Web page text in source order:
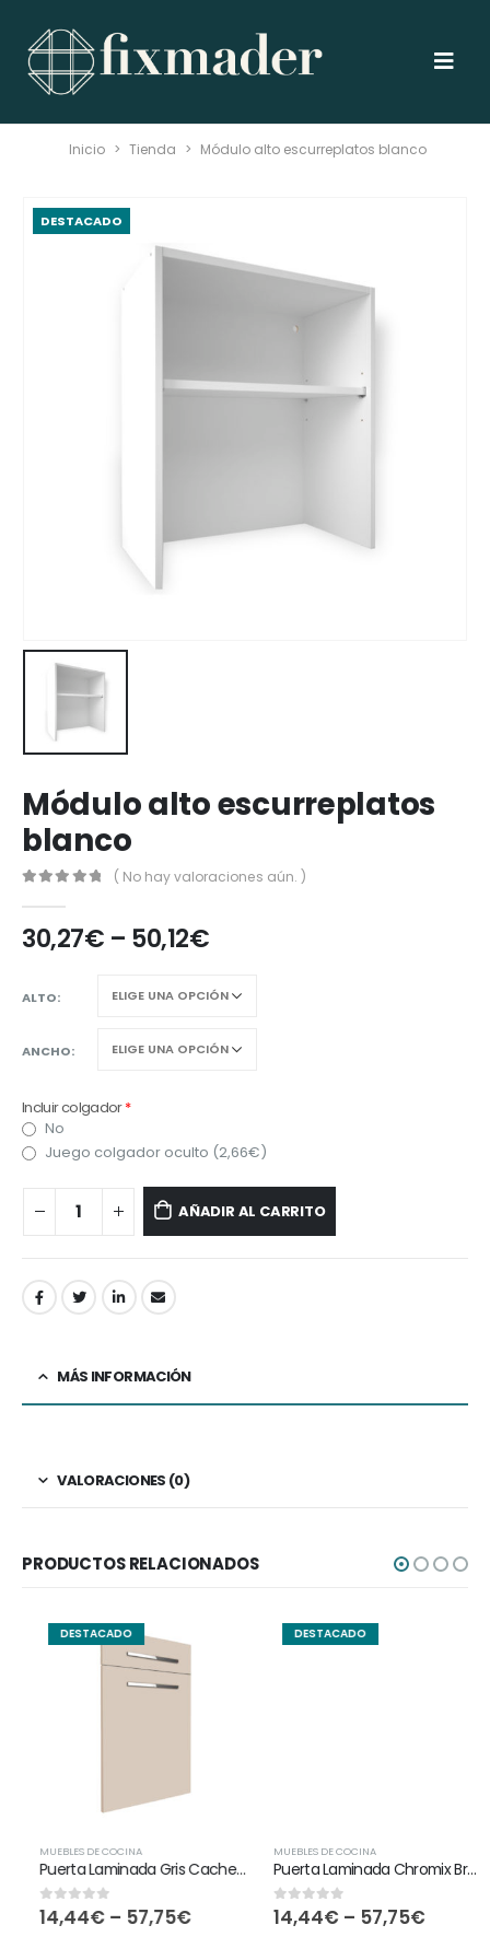
Inicio > Tienda > Módulo alto escurreplatos blanco
DESTACADO
Módulo alto escurreplatos
blanco
( No hay valoraciones aún. )
30,27€ – 50,12€
ALTO
ANCHO
Incluir colgador*
No
Juego colgador oculto (2,66€)
AÑADIR AL CARRITO
MÁS INFORMACIÓN
VALORACIONES (0)
PRODUCTOS RELACIONADOS
DESTACADO
MUEBLES DE COCINA
Puerta Laminada Gris Cachemira
out of 5
14,44€– 57,75€
DESTACADO
MUEBLES DE COCINA
Puerta Laminada Chromix Bronce
out of 5
14,44€– 57,75€